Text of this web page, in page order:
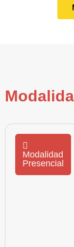
Modalidad
Presencial